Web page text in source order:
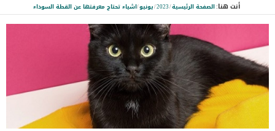
أنت هنا:الصفحة الرئيسية/
2023
/يونيو/اشياء تحتاج معرفتها عن القطة السوداء